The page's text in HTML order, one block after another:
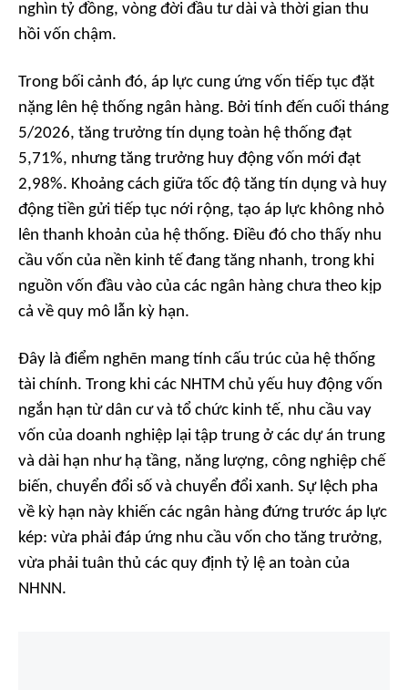
nghìn tỷ đồng, vòng đời đầu tư dài và thời gian thu
hồi vốn chậm.
Trong bối cảnh đó, áp lực cung ứng vốn tiếp tục đặt
nặng lên hệ thống ngân hàng. Bởi tính đến cuối tháng
5/2026, tăng trưởng tín dụng toàn hệ thống đạt
5,71%, nhưng tăng trưởng huy động vốn mới đạt
2,98%. Khoảng cách giữa tốc độ tăng tín dụng và huy
động tiền gửi tiếp tục nới rộng, tạo áp lực không nhỏ
lên thanh khoản của hệ thống. Điều đó cho thấy nhu
cầu vốn của nền kinh tế đang tăng nhanh, trong khi
nguồn vốn đầu vào của các ngân hàng chưa theo kịp
cả về quy mô lẫn kỳ hạn.
Đây là điểm nghẽn mang tính cấu trúc của hệ thống
tài chính. Trong khi các NHTM chủ yếu huy động vốn
ngắn hạn từ dân cư và tổ chức kinh tế, nhu cầu vay
vốn của doanh nghiệp lại tập trung ở các dự án trung
và dài hạn như hạ tầng, năng lượng, công nghiệp chế
biến, chuyển đổi số và chuyển đổi xanh. Sự lệch pha
về kỳ hạn này khiến các ngân hàng đứng trước áp lực
kép: vừa phải đáp ứng nhu cầu vốn cho tăng trưởng,
vừa phải tuân thủ các quy định tỷ lệ an toàn của
NHNN.